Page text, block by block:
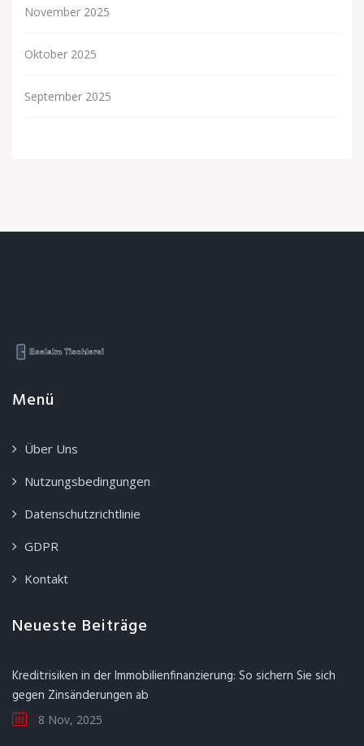
November 2025
Oktober 2025
September 2025
Menü
Über Uns
Nutzungsbedingungen
Datenschutzrichtlinie
GDPR
Kontakt
Neueste Beiträge
Kreditrisiken in der Immobilienfinanzierung: So sichern Sie sich
gegen Zinsänderungen ab
8 Nov, 2025